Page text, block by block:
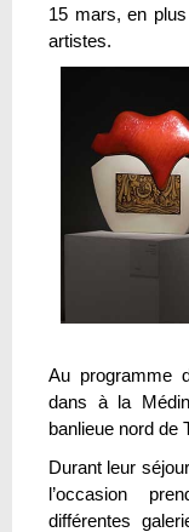
15 mars, en
artistes.
Au programme
dans à la
banlieue nord de
Durant leur
l’occasion
différentes